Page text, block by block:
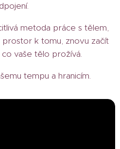
metoda práce s tělem,
k tomu, znovu začít
vaše tělo prožívá.
tempu a hranicím.